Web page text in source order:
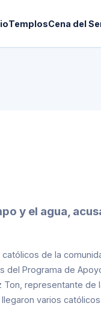
TemplosCena del
y el agua,
de la
Programa de
representante de
varios